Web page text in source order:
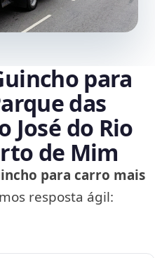
para
das
José do Rio
de Mim
para carro mais
resposta ágil: